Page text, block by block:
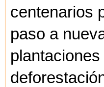
centenarios
paso a